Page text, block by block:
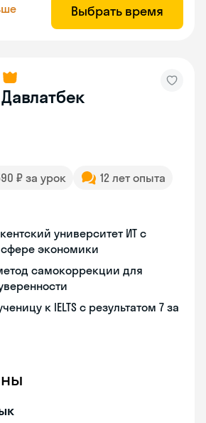
Выбрать время
Давлатбек
₽ за урок
12 лет опыта
университет ИТ с
экономики
самокоррекции для
к IELTS с результатом 7 за